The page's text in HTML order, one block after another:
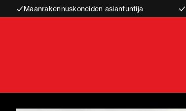
Maanrakennuskoneiden asiantuntija